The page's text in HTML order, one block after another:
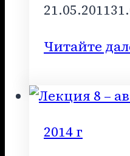
21.05.2011
Читайте
2014 г